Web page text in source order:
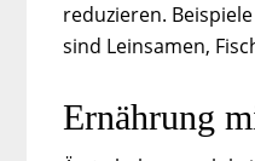
reduzieren.
sind Leinsamen,
Ernährung